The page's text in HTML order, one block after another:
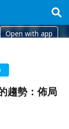
Open with app
趨勢：佈局